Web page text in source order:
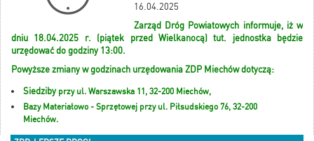
16.04.2025
Zarząd Dróg Powiatowych informuje, iż w
dniu 18.04.2025 r. (piątek przed Wielkanocą) tut. jednostka będzie
urzędować do godziny 13:00.
Powyższe zmiany w godzinach urzędowania ZDP Miechów dotyczą:
Siedzibyprzy ul. Warszawska 11, 32-200 Miechów,
Bazy Materiałowo - Sprzętowej przy ul. Piłsudskiego 76, 32-200
Miechów.